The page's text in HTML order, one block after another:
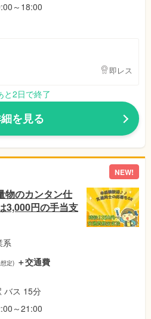
～18:00
即レス
と2日で終了
を見る
NEW!
のカンタン仕
系
定) ＋交通費
バス 15分
～21:00